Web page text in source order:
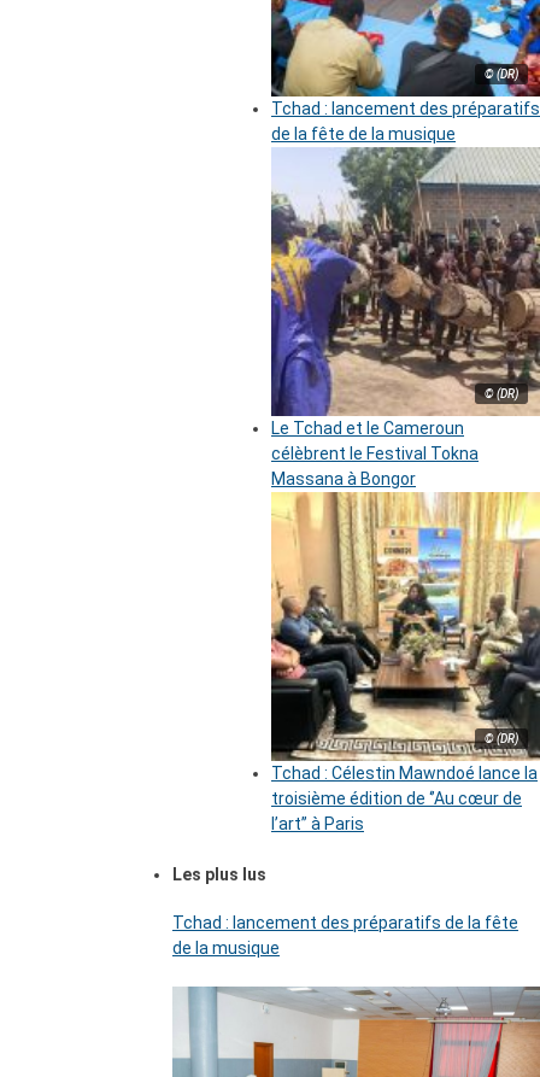
© (DR)
Tchad : lancement des préparatifs
de la fête de la musique
© (DR)
Le Tchad et le Cameroun
célèbrent le Festival Tokna
Massana à Bongor
© (DR)
Tchad : Célestin Mawndoé lance la
troisième édition de ‘’Au cœur de
l’art’’ à Paris
Les plus lus
Tchad : lancement des préparatifs de la fête
de la musique